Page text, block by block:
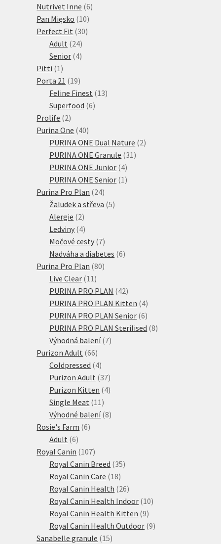
produkty
Nutrivet Inne 66
Pan Mięsko 1010
produktů
Perfect Fit 3030
Adult 2424
produktů
Senior 44
Pitti 1 1
produkt
Porta 21 1919
produktů
Feline Finest 1313
Superfood 66
Prolife 22
produkty
Purina One 4040
produktů
PURINA ONE Dual Nature 22
PURINA ONE Granule 31 31
PURINA ONE Junior 44
produkty
PURINA ONE Senior 1 1
Purina Pro Plan 2424
produktů
Žaludek a střeva 55
Alergie 22
produkty
Ledviny 44
produkty
Močové cesty 77
produktů
Nadváha a diabetes 66
Purina Pro Plan 8080
Live Clear 11 11
produktů
PURINA PRO PLAN 4242
produktů
PURINA PRO PLAN Kitten 44
produkty
PURINA PRO PLAN Senior 66
produktů
PURINA PRO PLAN Sterilised 88
Výhodná balení 77
Purizon Adult 6666
produktů
Coldpressed 44
produkty
Purizon Adult 3737
produktů
Purizon Kitten 44
Single Meat 11 11
produktů
Výhodné balení 88
Rosie's Farm 66
Adult 66
produktů
Royal Canin 107107
produktů
Royal Canin Breed 3535
Royal Canin Care 1818
produktů
Royal Canin Health 2626
produktů
Royal Canin Health Indoor 1010
Royal Canin Health Kitten 99
produktů
Royal Canin Health Outdoor 99
Sanabelle granule 1515